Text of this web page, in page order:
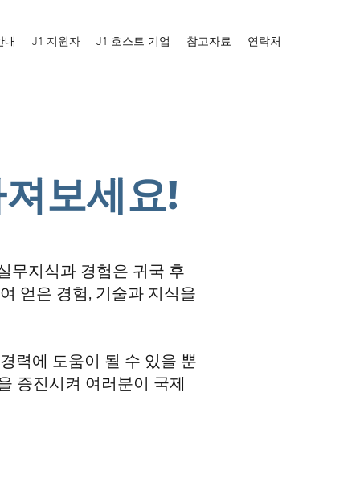
내 J1 지원자 J1 호스트 기업 참고자료 연락처
보세요!
무지식과 경험은 귀국 후
얻은 경험, 기술과 지식을
력에 도움이 될 수 있을 뿐
증진시켜 여러분이 국제